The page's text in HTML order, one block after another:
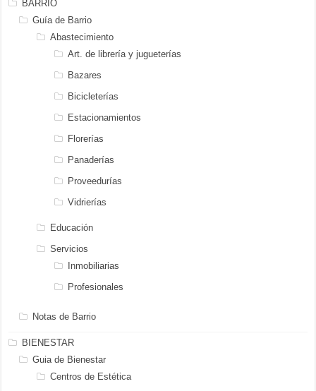
BARRIO
Guía de Barrio
Abastecimiento
Art. de librería y jugueterías
Bazares
Bicicleterías
Estacionamientos
Florerías
Panaderías
Proveedurías
Vidrierías
Educación
Servicios
Inmobiliarias
Profesionales
Notas de Barrio
BIENESTAR
Guia de Bienestar
Centros de Estética